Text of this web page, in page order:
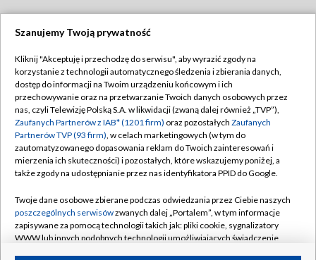
TVP
Abonament TVP
Emisja w TVP
Centrum informacji TVP
Naziemna Telewizja Cyfrowa
Rada Programowa
System NOS
Informacje o nadawcy
Regulamin TVP
Polityka prywatności
Moje zgody
Pomoc
Kontakt
Szanujemy Twoją prywatność
Kliknij "Akceptuję i przechodzę do serwisu", aby wyrazić zgody na
korzystanie z technologii automatycznego śledzenia i zbierania danych,
dostęp do informacji na Twoim urządzeniu końcowym i ich
przechowywanie oraz na przetwarzanie Twoich danych osobowych przez
nas, czyli Telewizję Polską S.A. w likwidacji (zwaną dalej również „TVP”),
Zaufanych Partnerów z IAB* (1201 firm) oraz pozostałych Zaufanych
Partnerów TVP (93 firm), w celach marketingowych (w tym do
zautomatyzowanego dopasowania reklam do Twoich zainteresowań i
mierzenia ich skuteczności) i pozostałych, które wskazujemy poniżej, a
także zgody na udostępnianie przez nas identyfikatora PPID do Google.
Twoje dane osobowe zbierane podczas odwiedzania przez Ciebie naszych
poszczególnych serwisówzwanych dalej „Portalem”, w tym informacje
zapisywane za pomocą technologii takich jak: pliki cookie, sygnalizatory
WWW lub innych podobnych technologii umożliwiających świadczenie